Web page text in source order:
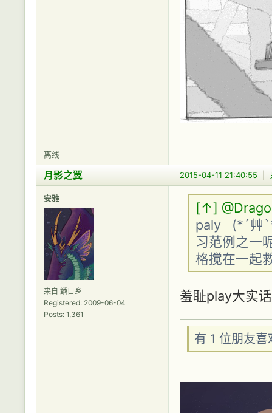
离线
2015-04-11 21:40:55
月影之翼
安雅
来自 鳞目乡
Registered: 2009-06-04
Posts: 1,361
[↑]
paly (*´艸
习范例之一
格搅在一起
羞耻play大实
有 1 位朋友